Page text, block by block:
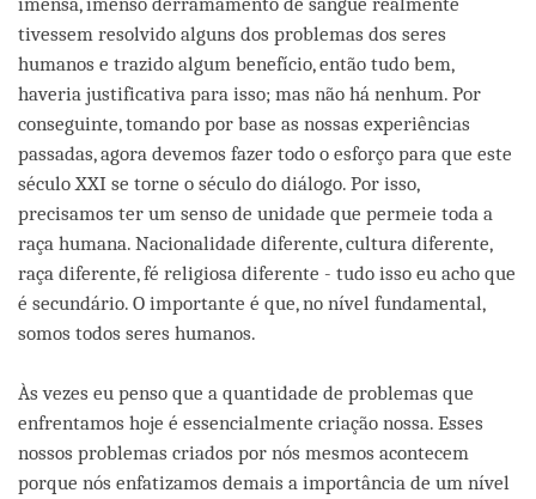
tivessem resolvido alguns dos problemas dos seres
humanos e trazido algum benefício, então tudo bem,
haveria justificativa para isso; mas não há nenhum. Por
conseguinte, tomando por base as nossas experiências
passadas, agora devemos fazer todo o esforço para que este
século XXI se torne o século do diálogo. Por isso,
precisamos ter um senso de unidade que permeie toda a
raça humana. Nacionalidade diferente, cultura diferente,
raça diferente, fé religiosa diferente - tudo isso eu acho que
é secundário. O importante é que, no nível fundamental,
somos todos seres humanos.
Às vezes eu penso que a quantidade de problemas que
enfrentamos hoje é essencialmente criação nossa. Esses
nossos problemas criados por nós mesmos acontecem
porque nós enfatizamos demais a importância de um nível